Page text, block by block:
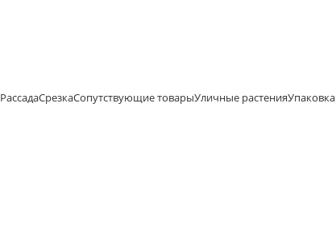
РассадаСрезкаСопутствующие товарыУличные растенияУпаковка